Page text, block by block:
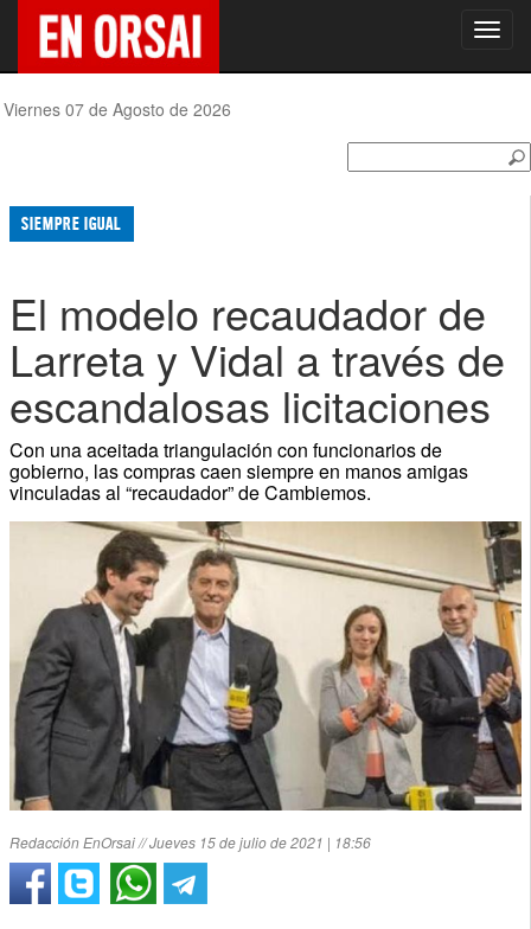
Viernes 07 de Agosto de 2026
SIEMPRE IGUAL
El modelo recaudador de
Larreta y Vidal a través de
escandalosas licitaciones
Con una aceitada triangulación con funcionarios de
gobierno, las compras caen siempre en manos amigas
vinculadas al “recaudador” de Cambiemos.
Redacción EnOrsai // Jueves 15 de julio de 2021 | 18:56